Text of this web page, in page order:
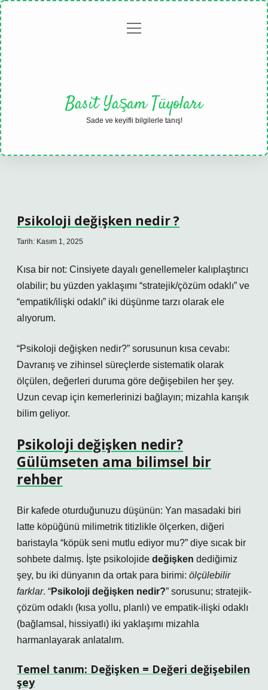
Gizlilikmenüyü
Basit Yaşam Tüyoları
Sade ve keyifli bilgilerle tanış!
Psikoloji değişken nedir ?
Tarih: Kasım 1, 2025
Kısa bir not: Cinsiyete dayalı genellemeler kalıplaştırıcı
olabilir; bu yüzden yaklaşımı “stratejik/çözüm odaklı” ve
“empatik/ilişki odaklı” iki düşünme tarzı olarak ele
alıyorum.
“Psikoloji değişken nedir?” sorusunun kısa cevabı:
Davranış ve zihinsel süreçlerde sistematik olarak
ölçülen, değerleri duruma göre değişebilen her şey.
Uzun cevap için kemerlerinizi bağlayın; mizahla karışık
bilim geliyor.
Psikoloji değişken nedir?
Gülümseten ama bilimsel bir
rehber
Bir kafede oturduğunuzu düşünün: Yan masadaki biri
latte köpüğünü milimetrik titizlikle ölçerken, diğeri
baristayla “köpük seni mutlu ediyor mu?” diye sıcak bir
sohbete dalmış. İşte psikolojide değişken dediğimiz
şey, bu iki dünyanın da ortak para birimi: ölçülebilir
farklar. “Psikoloji değişken nedir?” sorusunu; stratejik-
çözüm odaklı (kısa yollu, planlı) ve empatik-ilişki odaklı
(bağlamsal, hissiyatlı) iki yaklaşımı mizahla
harmanlayarak anlatalım.
Temel tanım: Değişken = Değeri değişebilen
şey